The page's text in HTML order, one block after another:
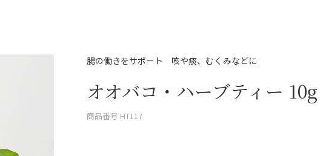
腸の働きをサポート 咳や痰、むくみなどに
オオバコ・ハーブティー 10g
商品番号 HT117